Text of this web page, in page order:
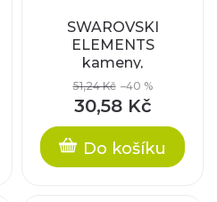
SWAROVSKI
ELEMENTS
kameny,
Chessboard Circle
FB 10mm, crystal
golden shadow F
51,24 Kč –40 %
30,58 Kč
Do košíku